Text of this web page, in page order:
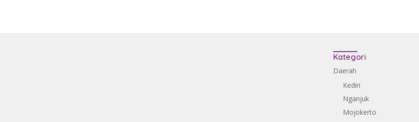
Kategori
Daerah
Kediri
Nganjuk
Mojokerto